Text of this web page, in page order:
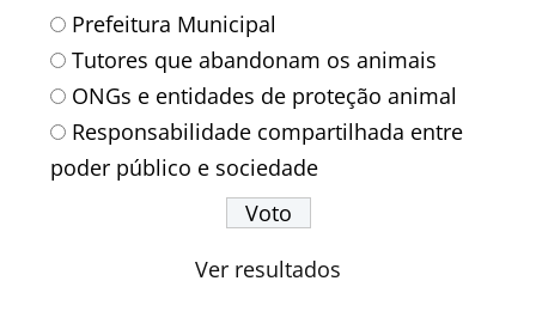
Prefeitura Municipal
Tutores que abandonam os animais
ONGs e entidades de proteção animal
Responsabilidade compartilhada entre
poder público e sociedade
Ver resultados